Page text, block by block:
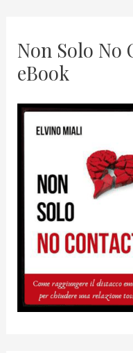
Non Solo No
eBook